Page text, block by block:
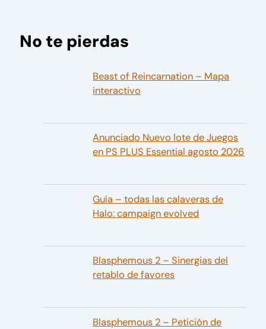
No te pierdas
Beast of Reincarnation – Mapa
interactivo
Anunciado Nuevo lote de Juegos
en PS PLUS Essential agosto 2026
Guía – todas las calaveras de
Halo: campaign evolved
Blasphemous 2 – Sinergias del
retablo de favores
Blasphemous 2 – Petición de